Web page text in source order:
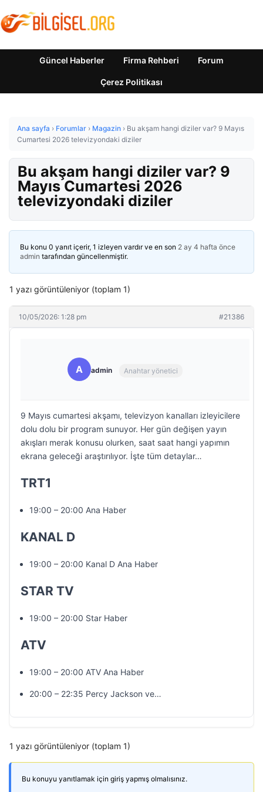
Güncel Haberler Firma Rehberi Forum
Çerez Politikası
Ana sayfa › Forumlar › Magazin › Bu akşam hangi diziler var? 9 Mayıs
Cumartesi 2026 televizyondaki diziler
Bu akşam hangi diziler var? 9
Mayıs Cumartesi 2026
televizyondaki diziler
Bu konu 0 yanıt içerir, 1 izleyen vardır ve en son 2 ay 4 hafta önce
admin tarafından güncellenmiştir.
1 yazı görüntüleniyor (toplam 1)
10/05/2026: 1:28 pm #21386
A admin Anahtar yönetici
9 Mayıs cumartesi akşamı, televizyon kanalları izleyicilere
dolu dolu bir program sunuyor. Her gün değişen yayın
akışları merak konusu olurken, saat saat hangi yapımın
ekrana geleceği araştırılıyor. İşte tüm detaylar…
TRT1
19:00 – 20:00 Ana Haber
KANAL D
19:00 – 20:00 Kanal D Ana Haber
STAR TV
19:00 – 20:00 Star Haber
ATV
19:00 – 20:00 ATV Ana Haber
20:00 – 22:35 Percy Jackson ve…
1 yazı görüntüleniyor (toplam 1)
Bu konuyu yanıtlamak için giriş yapmış olmalısınız.